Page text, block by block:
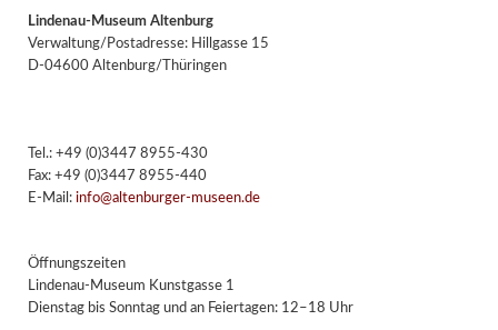
Lindenau-Museum Altenburg
Verwaltung/Postadresse: Hillgasse 15
D-04600 Altenburg/Thüringen
Tel.: +49 (0)3447 8955-430
Fax: +49 (0)3447 8955-440
E-Mail: info@altenburger-museen.de
Öffnungszeiten
Lindenau-Museum Kunstgasse 1
Dienstag bis Sonntag und an Feiertagen: 12–18 Uhr